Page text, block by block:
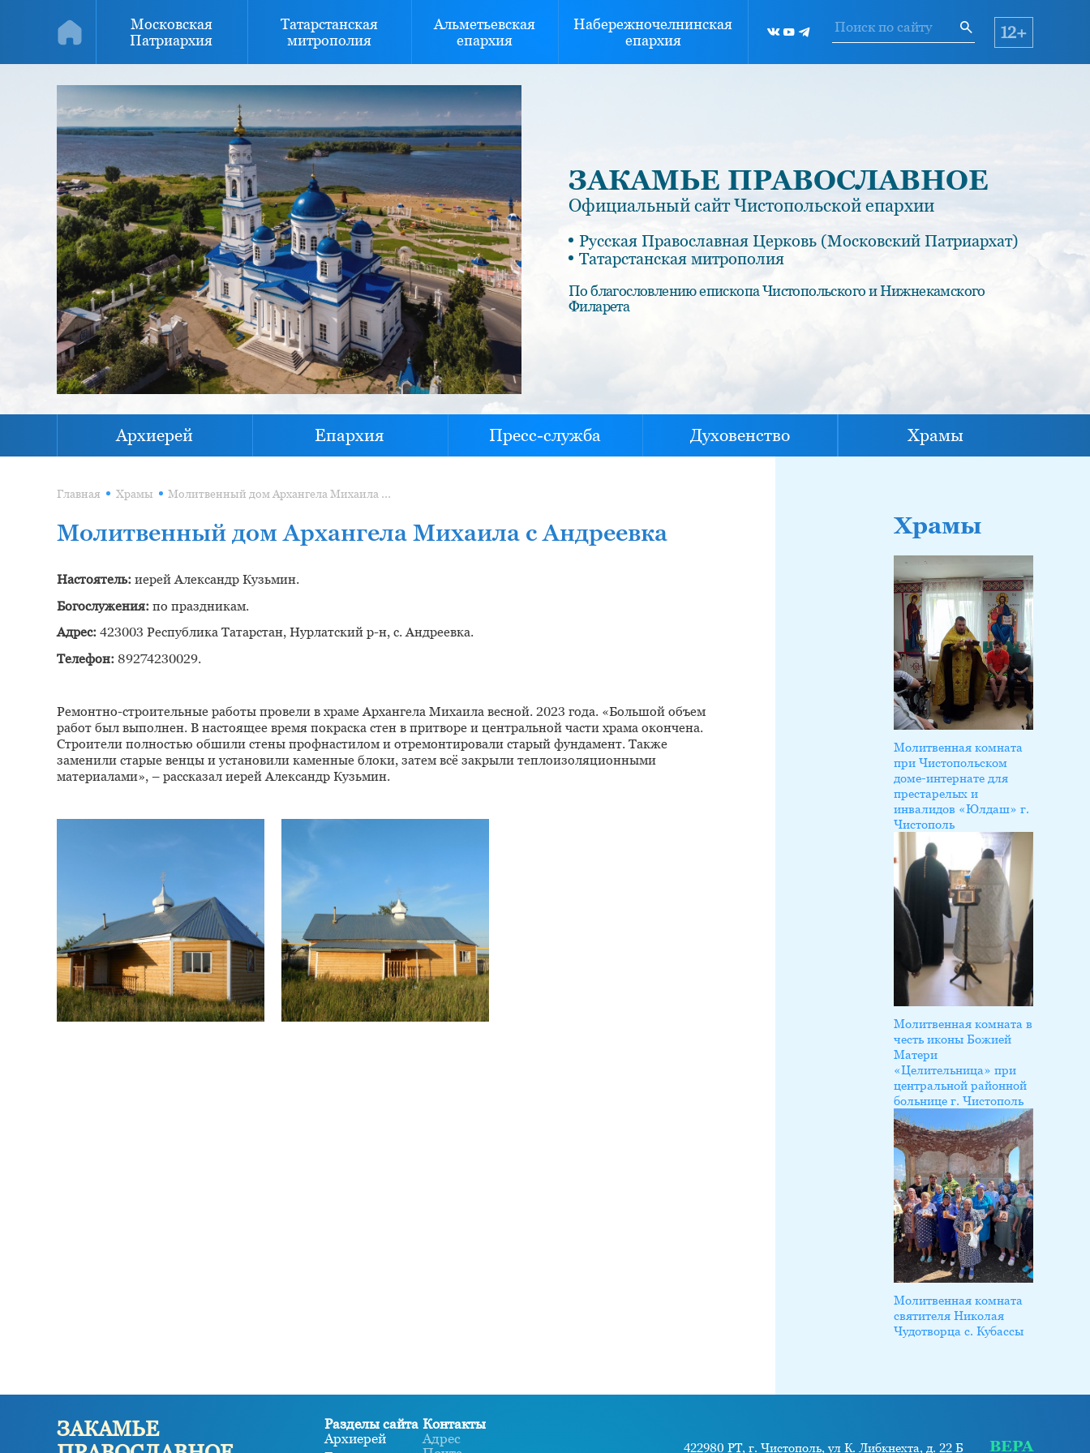
Московская
Патриархия
Татарстанская
митрополия
Альметьевская
епархия
Набережночелнинская
епархия
12+
ЗАКАМЬЕ ПРАВОСЛАВНОЕ
Официальный сайт Чистопольской епархии
Русская Православная Церковь (Московский Патриархат)
Татарстанская митрополия
По благословлению епископа Чистопольского и Нижнекамского
Филарета
Архиерей Епархия Пресс-служба Духовенство Храмы
Главная Храмы Молитвенный дом Архангела Михаила с Андреевка
Молитвенный дом Архангела Михаила с Андреевка
Настоятель:иерей Александр Кузьмин.
Богослужения:по праздникам.
Адрес:423003 Республика Татарстан, Нурлатский р-н, с. Андреевка.
Телефон:89274230029.
Ремонтно-строительные работы провели в храме Архангела Михаила весной. 2023 года. «Большой объем
работ был выполнен. В настоящее время покраска стен в притворе и центральной части храма окончена.
Строители полностью обшили стены профнастилом и отремонтировали старый фундамент. Также
заменили старые венцы и установили каменные блоки, затем всё закрыли теплоизоляционными
материалами», – рассказал иерей Александр Кузьмин.
Храмы
Молитвенная комната
при Чистопольском
доме-интернате для
престарелых и
инвалидов «Юлдаш» г.
Чистополь
Молитвенная комната в
честь иконы Божией
Матери
«Целительница» при
центральной районной
больнице г. Чистополь
Молитвенная комната
святителя Николая
Чудотворца с. Кубассы
ЗАКАМЬЕ
Разделы сайта
Архиерей
Контакты
Адрес
422980 РТ, г. Чистополь, ул К. Либкнехта, д. 22 Б ВЕРА